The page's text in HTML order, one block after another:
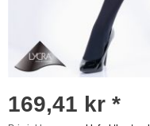
169,41 kr *